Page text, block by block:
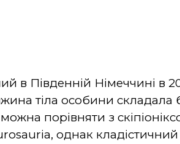
в Південній Німеччині в
тіла особини складала
порівняти з
однак